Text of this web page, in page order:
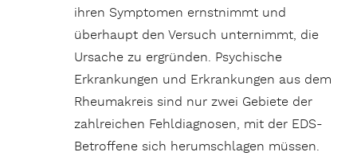
ihren Symptomen ernstnimmt und
überhaupt den Versuch unternimmt, die
Ursache zu ergründen. Psychische
Erkrankungen und Erkrankungen aus dem
Rheumakreis sind nur zwei Gebiete der
zahlreichen Fehldiagnosen, mit der EDS-
Betroffene sich herumschlagen müssen.